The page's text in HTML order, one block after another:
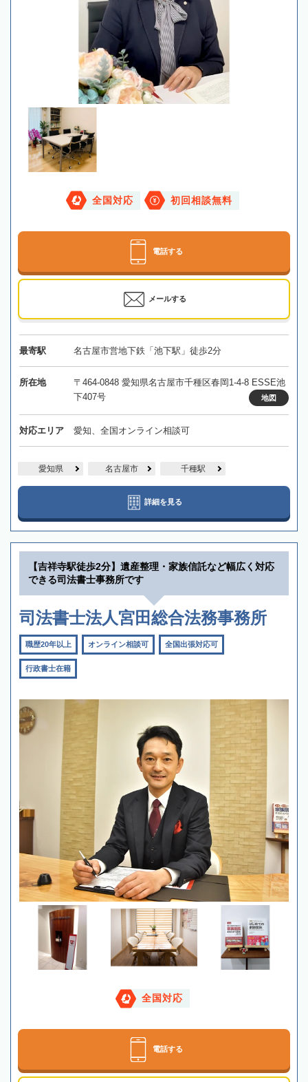
全国対応 初回相談無料
電話する
メールする
最寄駅 名古屋市営地下鉄「池下駅」徒歩2分
所在地
〒464-0848 愛知県名古屋市千種区春岡1-4-8 ESSE池
下407号
地図
対応エリア 愛知、全国オンライン相談可
愛知県 名古屋市 千種駅
詳細を見る
【吉祥寺駅徒歩2分】遺産整理・家族信託など幅広く対応
できる司法書士事務所です
司法書士法人宮田総合法務事務所
職歴20年以上 オンライン相談可 全国出張対応可
行政書士在籍
全国対応
電話する